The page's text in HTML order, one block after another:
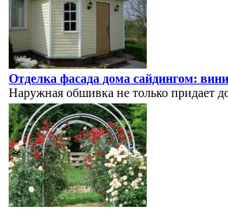
Отделка фасада дома сайдингом:
Наружная обшивка не только придает